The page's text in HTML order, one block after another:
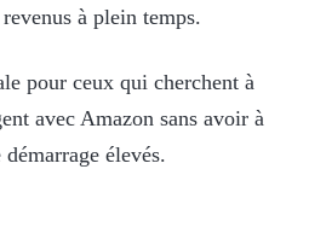
à plein temps.
pour ceux qui cherchent à
avec Amazon sans avoir à
élevés.